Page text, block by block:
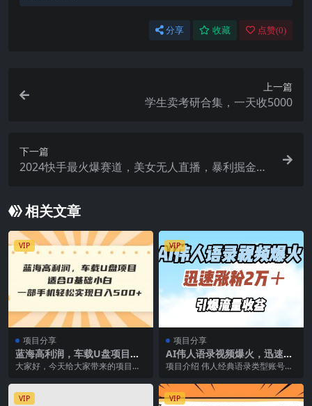
分享 收藏 点赞(0)
上一篇
学生卖考研合集，一天收5000
下一篇
2024快手最火爆赛道，美女无人直播，暴利掘金，
相关文章
VIP
项目分享
蓝海高利润，车载U盘项目，
适合0基础小白，一部手机轻
大家好，今天给大家带来的项目是
适合0基础小白，轻松...
VIP
项目分享
AI伟人语录视频爆火，迅速涨
粉2万＋，引爆流量收益
项目介绍 伟人经典语录类型账号流
的原声音，再用伟...
VIP VIP